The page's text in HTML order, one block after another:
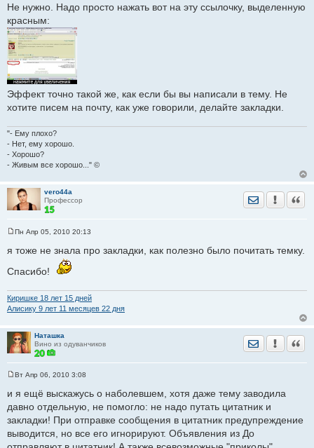
надпись "следить за ответами в теме"
для того, чтобы следить за ответами, нужно сначала написать
сообщение в тему, так?
потому и пишут "отмечусь"....
поправьте, если не права
Не нужно. Надо просто нажать вот на эту ссылочку, выделенную
красным:
Эффект точно такой же, как если бы вы написали в тему. Не
хотите писем на почту, как уже говорили, делайте закладки.
"- Ему плохо?
- Нет, ему хорошо.
- Хорошо?
- Живым все хорошо..." ©
vero44a
Профессор
Отправить
о
щ
и
Пн Апр 05, 2010 20:13
я тоже не знала про закладки, как полезно было почитать темку.
Спасибо!
Киришке 18 лет 15 дней
Алисику 9 лет 11 месяцев 22 дня
Наташка
Вино из одуванчиков
Отправить
о
б
е
н
Вт Апр 06, 2010 3:08
и я ещё выскажусь о наболевшем, хотя даже тему заводила
давно отдельную, не помогло: не надо путать цитатник и
закладки! При отправке сообщения в цитатник предупреждение
выводится, но все его игнорируют. Объявления из До